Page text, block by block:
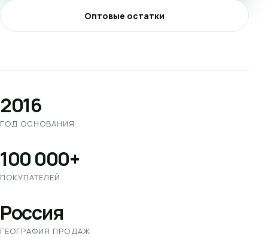
Оптовые остатки
2016
ГОД ОСНОВАНИЯ
100 000+
ПОКУПАТЕЛЕЙ
Россия
ГЕОГРАФИЯ ПРОДАЖ